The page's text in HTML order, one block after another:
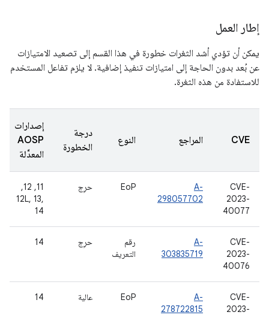
إطار العمل
يمكن أن تؤدي أشد الثغرات خطورة في هذا القسم إلى تصعيد الامتيازات
عن بُعد بدون الحاجة إلى امتيازات تنفيذ إضافية. لا يلزم تفاعل المستخدم
للاستفادة من هذه الثغرة.
CVE المراجع النوع
درجة
الخطورة
إصدارات
AOSP
المعدَّلة
CVE-
2023-
40077
A-
298057702
EoP حرِج
‫11, 12,
12L, 13,
14
CVE-
2023-
40076
A-
303835719
رقم
التعريف
حرِج 14
CVE-
2023-
A-
278722815
EoP عالية 14